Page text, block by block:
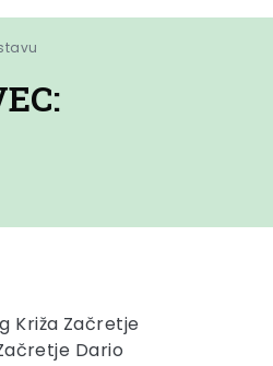
Križa Začretje
Dario